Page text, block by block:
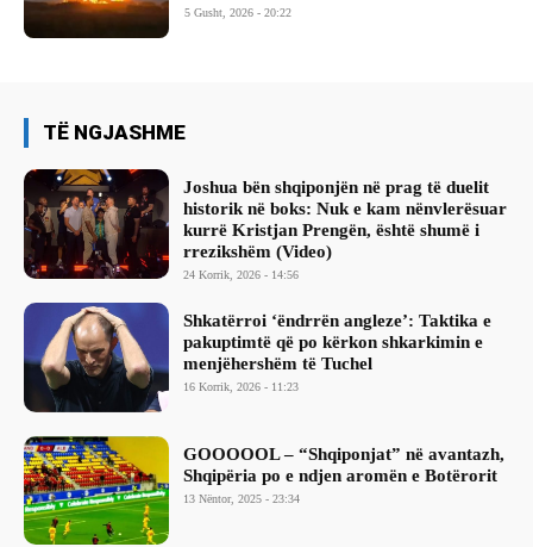
5 Gusht, 2026 - 20:22
TË NGJASHME
Joshua bën shqiponjën në prag të duelit
historik në boks: Nuk e kam nënvlerësuar
kurrë Kristjan Prengën, është shumë i
rrezikshëm (Video)
24 Korrik, 2026 - 14:56
Shkatërroi ‘ëndrrën angleze’: Taktika e
pakuptimtë që po kërkon shkarkimin e
menjëhershëm të Tuchel
16 Korrik, 2026 - 11:23
GOOOOOL – “Shqiponjat” në avantazh,
Shqipëria po e ndjen aromën e Botërorit
13 Nëntor, 2025 - 23:34